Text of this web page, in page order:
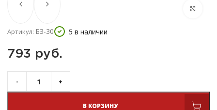
Артикул: БЗ-30 5 в наличии
793 руб.
В КОРЗИНУ